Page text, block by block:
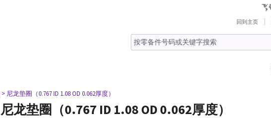
回到主页
> 尼龙垫圈（0.767 ID 1.08 OD 0.062厚度）
尼龙垫圈（0.767 ID 1.08 OD 0.062厚度）